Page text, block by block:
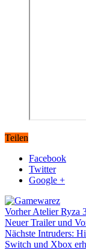
Teilen
Facebook
Twitter
Google +
VorherAtelier Ryza
Neuer Trailer und
Nächste Intruders:
Switch und Xbox